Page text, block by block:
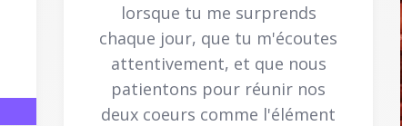
lorsque tu me surprends
chaque jour, que tu m'écoutes
attentivement, et que nous
patientons pour réunir nos
deux coeurs comme l'élément